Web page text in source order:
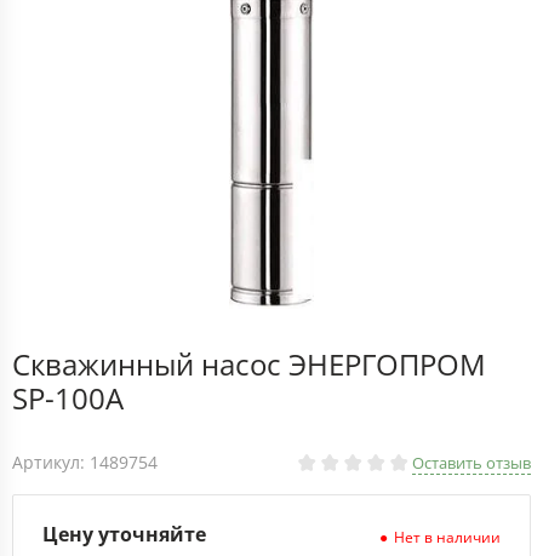
Скважинный насос ЭНЕРГОПРОМ
SP-100A
Артикул: 1489754 Оставить отзыв
Цену уточняйте Нет в наличии